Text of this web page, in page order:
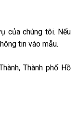
của chúng tôi. Nếu
tin vào mẫu.
Thành phố Hồ